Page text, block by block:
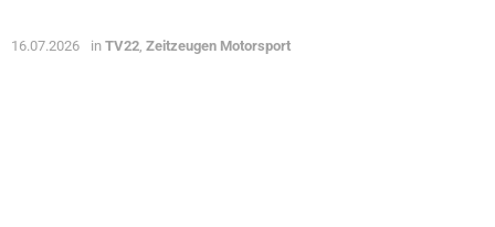
16.07.2026 in TV22 Zeitzeugen Motorsport